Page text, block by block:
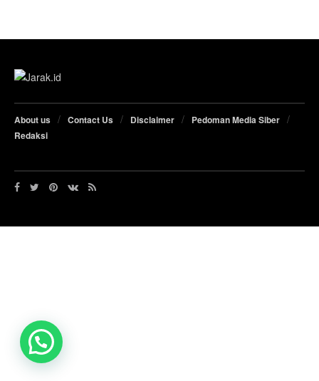
About us Contact Us Disclaimer
Pedoman Media Siber
Redaksi